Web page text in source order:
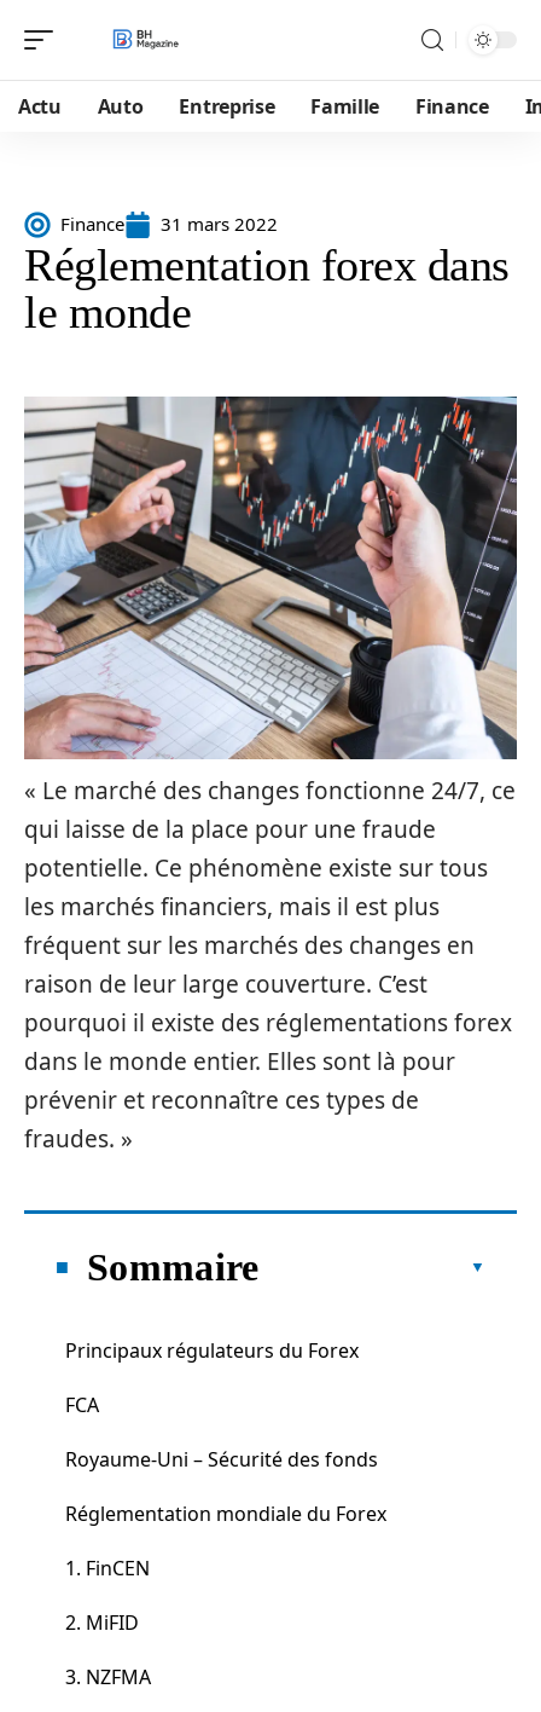
Actu Auto Entreprise Famille Finance
Finance 31 mars 2022
Réglementation forex dans
le monde
« Le marché des changes fonctionne 24/7, ce
qui laisse de la place pour une fraude
potentielle. Ce phénomène existe sur tous
les marchés financiers, mais il est plus
fréquent sur les marchés des changes en
raison de leur large couverture. C’est
pourquoi il existe des réglementations forex
dans le monde entier. Elles sont là pour
prévenir et reconnaître ces types de
fraudes. »
Sommaire
Principaux régulateurs du Forex
FCA
Royaume-Uni – Sécurité des fonds
Réglementation mondiale du Forex
1. FinCEN
2. MiFID
3. NZFMA